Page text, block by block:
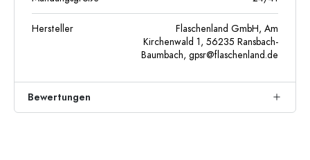
Hersteller
Flaschenland GmbH, Am
Kirchenwald 1, 56235 Ransbach-
Baumbach, gpsr@flaschenland.de
Bewertungen